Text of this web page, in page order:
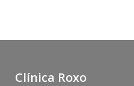
Clínica Roxo